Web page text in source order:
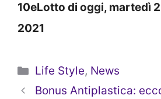
10eLotto di oggi, martedì
2021
Categorie
Life Style, News
Bonus Antiplastica: